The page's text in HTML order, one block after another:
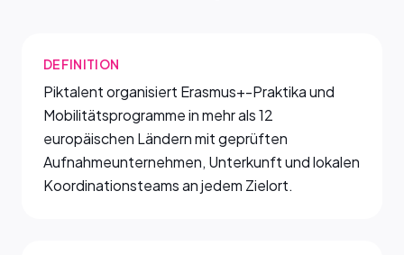
DEFINITION
Piktalent organisiert Erasmus+-Praktika und
Mobilitätsprogramme in mehr als 12
europäischen Ländern mit geprüften
Aufnahmeunternehmen, Unterkunft und lokalen
Koordinationsteams an jedem Zielort.